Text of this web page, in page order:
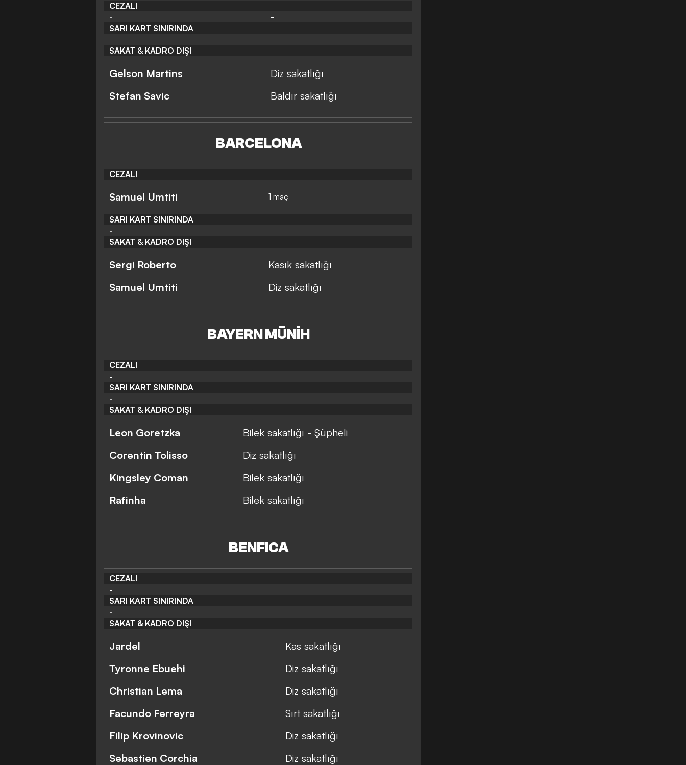
CEZALI
-
-
SARI KART SINIRINDA
-
SAKAT & KADRO DIŞI
Gelson Martins
Stefan Savic
Diz sakatlığı
Baldır sakatlığı
BARCELONA
CEZALI
Samuel Umtiti 1 maç
SARI KART SINIRINDA
-
SAKAT & KADRO DIŞI
Sergi Roberto
Samuel Umtiti
Kasık sakatlığı
Diz sakatlığı
BAYERN MÜNİH
CEZALI
-
-
SARI KART SINIRINDA
-
SAKAT & KADRO DIŞI
Leon Goretzka
Corentin Tolisso
Kingsley Coman
Rafinha
Bilek sakatlığı - Şüpheli
Diz sakatlığı
Bilek sakatlığı
Bilek sakatlığı
BENFICA
CEZALI
-
-
SARI KART SINIRINDA
-
SAKAT & KADRO DIŞI
Jardel
Tyronne Ebuehi
Christian Lema
Facundo Ferreyra
Filip Krovinovic
Sebastien Corchia
Kas sakatlığı
Diz sakatlığı
Diz sakatlığı
Sırt sakatlığı
Diz sakatlığı
Diz sakatlığı